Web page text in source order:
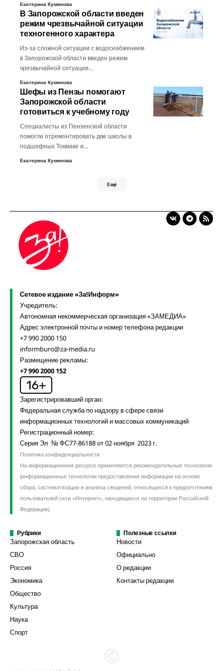
Екатерина Куминова
В Запорожской области введен
режим чрезвычайной ситуации
техногенного характера
Из-за сложной ситуации с водоснабжением
в Запорожской области введен режим
чрезвычайной ситуации…
Екатерина Куминова
Шефы из Пензы помогают
Запорожской области
готовиться к учебному году
Специалисты из Пензенской области
помогли отремонтировать две школы в
подшефных Токмаке и…
Екатерина Куминова
Ещё
Сетевое издание «За!Информ»
Учредитель:
Автономная некоммерческая организация «ЗАМЕДИА»
Адрес электронной почты и номер телефона редакции
+7 990 2000 150
informburo@za-media.ru
Размещение рекламы:
+7 990 2000 152
Зарегистрировавший орган:
Федеральная служба по надзору в сфере связи
информационных технологий и массовых коммуникаций
Регистрационный номер:
Серия Эл № ФС77-86188 от 02 ноября 2023 г.
Политика конфиденциальности
На информационном ресурсе применяются рекомендательные технологии
(информационные технологии предоставления информации на основе
сбора, систематизации и анализа сведений, относящихся к предпочтениям
пользователей сети «Интернет», находящихся на территории Российской
Федерации).
Рубрики
Запорожская область
СВО
Россия
Экономика
Общество
Культура
Наука
Спорт
Полезные ссылки
Новости
Официально
О редакции
Контакты редакции